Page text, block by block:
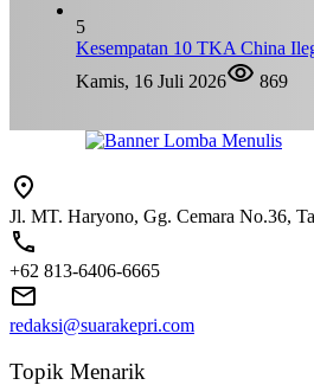
5
Kesempatan 10 TKA China
Kamis, 16 Juli 2026
869
Jl. MT. Haryono, Gg. Cemara No.36,
+62 813-6406-6665
redaksi@suarakepri.com
Topik Menarik